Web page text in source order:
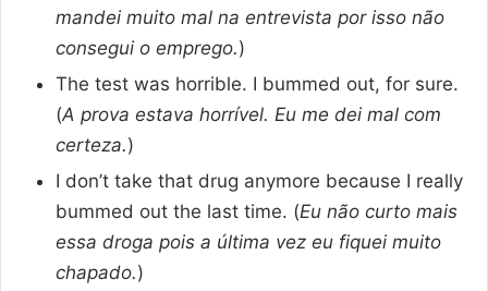
mandei muito mal na entrevista por isso não
consegui o emprego.)
The test was horrible. I bummed out, for sure.
(A prova estava horrível. Eu me dei mal com
certeza.)
I don’t take that drug anymore because I really
bummed out the last time. (Eu não curto mais
essa droga pois a última vez eu fiquei muito
chapado.)